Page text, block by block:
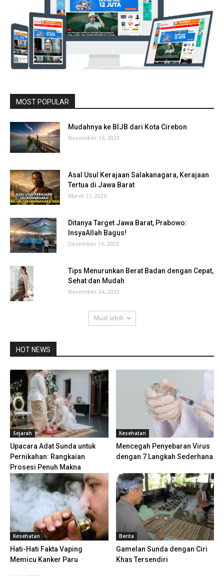
MOST POPULAR
Mudahnya ke BIJB dari Kota Cirebon
November 16, 2023
Asal Usul Kerajaan Salakanagara, Kerajaan
Tertua di Jawa Barat
Maret 11, 2026
Ditanya Target Jawa Barat, Prabowo:
InsyaAllah Bagus!
Desember 16, 2023
Tips Menurunkan Berat Badan dengan Cepat,
Sehat dan Mudah
November 24, 2023
Muat lebih
HOT NEWS
Sejarah
Upacara Adat Sunda untuk
Pernikahan: Rangkaian
Prosesi Penuh Makna
Kesehatan
Mencegah Penyebaran Virus
dengan 7 Langkah Sederhana
Kesehatan
Hati-Hati Fakta Vaping
Memicu Kanker Paru
Berita
Gamelan Sunda dengan Ciri
Khas Tersendiri